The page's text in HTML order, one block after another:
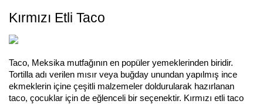
Kırmızı Etli Taco
Taco, Meksika mutfağının en popüler yemeklerinden biridir.
Tortilla adı verilen mısır veya buğday unundan yapılmış ince
ekmeklerin içine çeşitli malzemeler doldurularak hazırlanan
taco, çocuklar için de eğlenceli bir seçenektir. Kırmızı etli taco